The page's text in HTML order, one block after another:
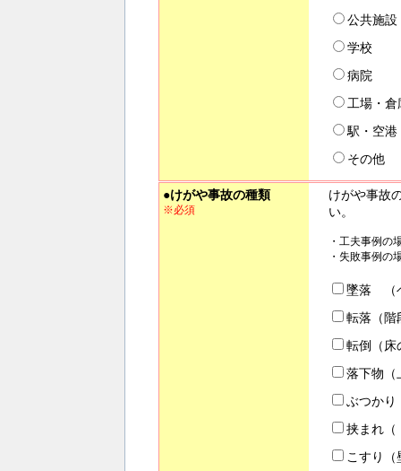
公共施設
学校
病院
工場・倉
駅・空港
その他
●けがや事故の種類
※必須
けがや事故
い。
・工夫事例の
・失敗事例の
墜落 （
転落（階
転倒（床
落下物（
ぶつかり
挟まれ（
こすり